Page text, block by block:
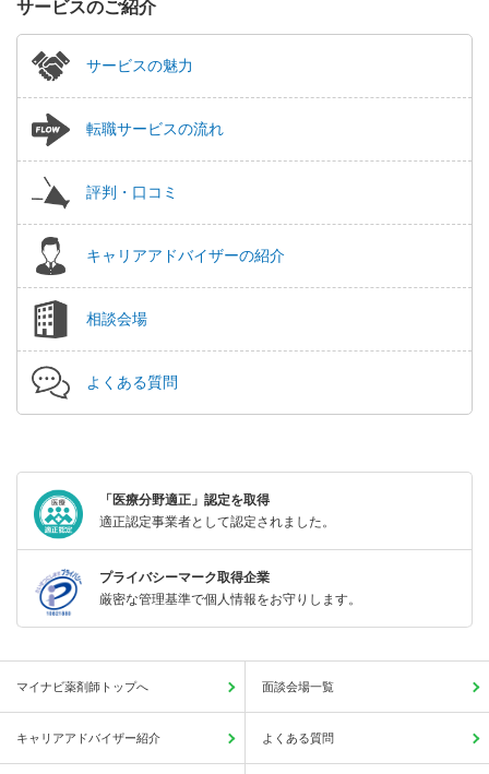
サービスのご紹介
サービスの魅力
転職サービスの流れ
評判・口コミ
キャリアアドバイザーの紹介
相談会場
よくある質問
「医療分野適正」認定を取得
適正認定事業者として認定されました。
プライバシーマーク取得企業
厳密な管理基準で個人情報をお守りします。
マイナビ薬剤師トップへ 面談会場一覧
キャリアアドバイザー紹介 よくある質問